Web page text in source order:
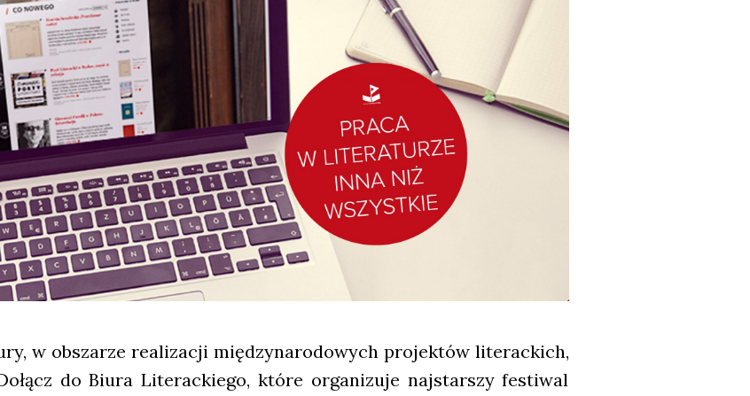
w obsza­rze reali­za­cji mię­dzy­na­ro­do­wych pro­jek­tów lite­rac­kich,
do Biu­ra Lite­rac­kie­go, któ­re orga­ni­zu­je naj­star­szy festi­wal